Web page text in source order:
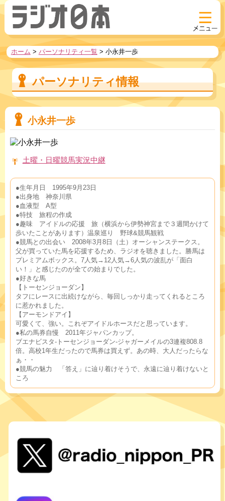
ホーム > パーソナリティ一覧 > 小永井一歩
パーソナリティ情報
小永井一歩
土曜・日曜競馬実況中継
●生年月日　1995年9月23日
●出身地　神奈川県
●血液型　A型
●特技　旅程の作成
●趣味　アイドルの応援　旅（横浜から伊勢神宮まで３週間かけて
歩いたことがあります）温泉巡り　野球&競馬観戦
●競馬との出会い　2008年3月8日（土）オーシャンステークス。
父が買っていた馬を応援するため、ラジオを聴きました。勝馬は
プレミアムボックス。7人気→12人気→6人気の波乱が「面白
い！」と感じたのが全ての始まりでした。
●好きな馬
【トーセンジョーダン】
タフにレースに出続けながら、毎回しっかり走ってくれるところ
に惹かれました。
【アーモンドアイ】
可愛くて、強い。これぞアイドルホースだと思っています。
●私の馬券自慢　2011年ジャパンカップ。
ブエナビスタ-トーセンジョーダン-ジャガーメイルの3連複808.8
倍。 高校1年生だったので馬券は買えず。あの時、大人だったらな
ぁ・・
●競馬の魅力　「答え」に辿り着けそうで、永遠に辿り着けないと
ころ